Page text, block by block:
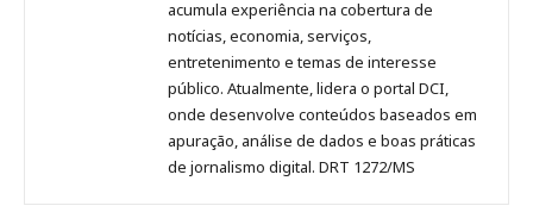
acumula experiência na cobertura de
notícias, economia, serviços,
entretenimento e temas de interesse
público. Atualmente, lidera o portal DCI,
onde desenvolve conteúdos baseados em
apuração, análise de dados e boas práticas
de jornalismo digital. DRT 1272/MS